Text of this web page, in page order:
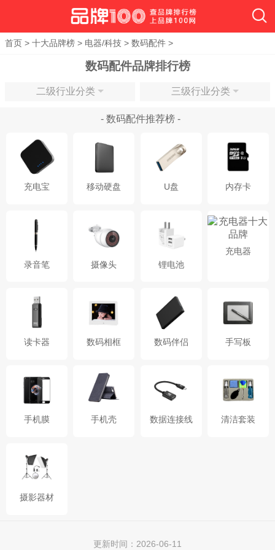
首页 > 十大品牌榜 > 电器/科技 > 数码配件 >
数码配件品牌排行榜
二级行业分类 三级行业分类
- 数码配件推荐榜 -
充电宝 移动硬盘 U盘 内存卡
录音笔 摄像头 锂电池
充电器
读卡器 数码相框 数码伴侣 手写板
手机膜 手机壳 数据连接线 清洁套装
摄影器材
更新时间：2026-06-11